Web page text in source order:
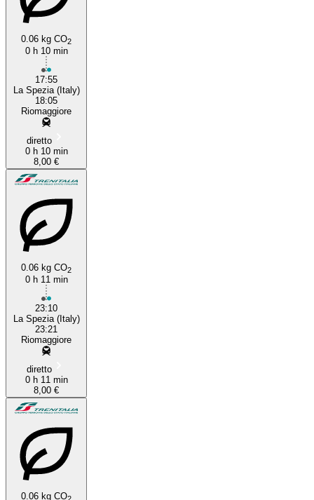
0.06 kg CO2
0 h 10 min
17:55
La Spezia (Italy)
18:05
Riomaggiore
diretto
0 h 10 min
8,00 €
0.06 kg CO2
0 h 11 min
23:10
La Spezia (Italy)
23:21
Riomaggiore
diretto
0 h 11 min
8,00 €
0.06 kg CO